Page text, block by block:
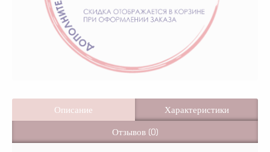
Описание
Характеристики
Отзывов (0)